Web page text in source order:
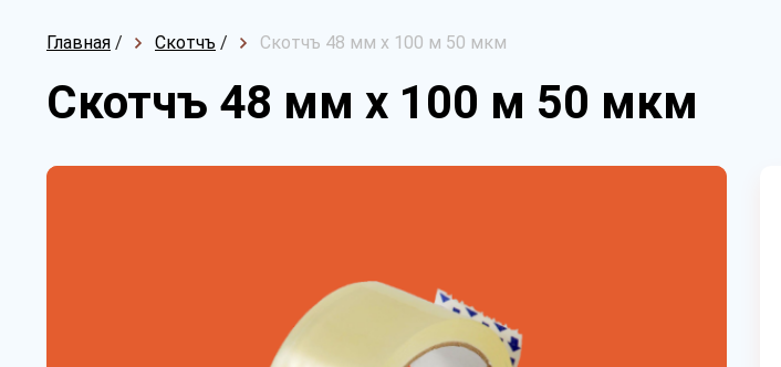
Главная / Скотчъ / Скотчъ 48 мм х 100 м 50 мкм
Скотчъ 48 мм х 100 м 50 мкм